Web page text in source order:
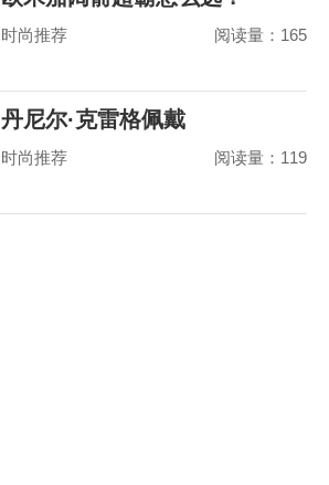
时尚推荐 阅读量：165
丹尼尔·克雷格佩戴
MoonSwatch 出席美国国
时尚推荐 阅读量：119